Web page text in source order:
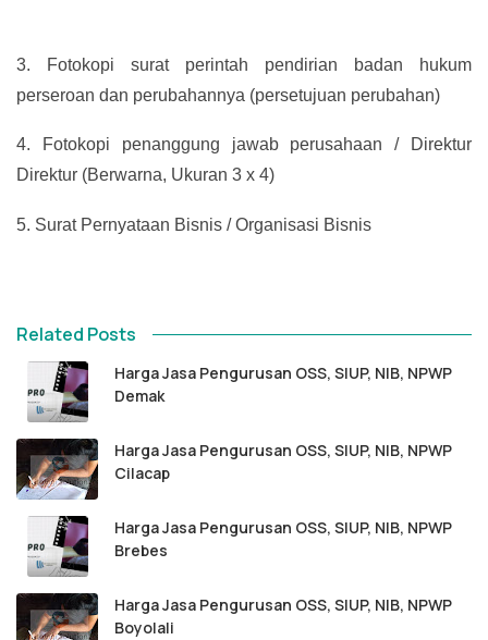
3.
Fotokopi surat perintah pendirian badan hukum
perseroan dan perubahannya (persetujuan perubahan)
4.
Fotokopi penanggung jawab perusahaan / Direktur
Direktur (Berwarna, Ukuran 3 x 4)
5. Surat Pernyataan Bisnis / Organisasi Bisnis
Related Posts
Harga Jasa Pengurusan OSS, SIUP, NIB, NPWP
Demak
Harga Jasa Pengurusan OSS, SIUP, NIB, NPWP
Cilacap
Harga Jasa Pengurusan OSS, SIUP, NIB, NPWP
Brebes
Harga Jasa Pengurusan OSS, SIUP, NIB, NPWP
Boyolali